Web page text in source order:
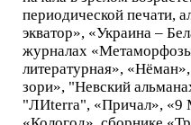
периодической печати,
экватор», «Украина –
журналах
литературная»,
зори», "Невский
"ЛИterra", «Причал», «9